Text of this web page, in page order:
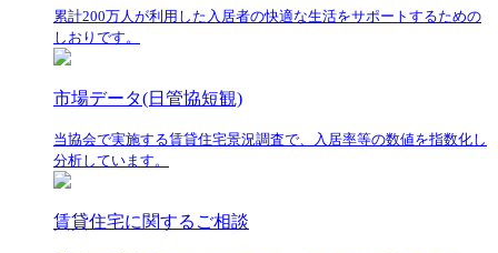
累計200万人が利用した入居者の快適な生活をサポートするための
しおりです。
市場データ(日管協短観)
当協会で実施する賃貸住宅景況調査で、入居率等の数値を指数化し
分析しています。
賃貸住宅に関するご相談